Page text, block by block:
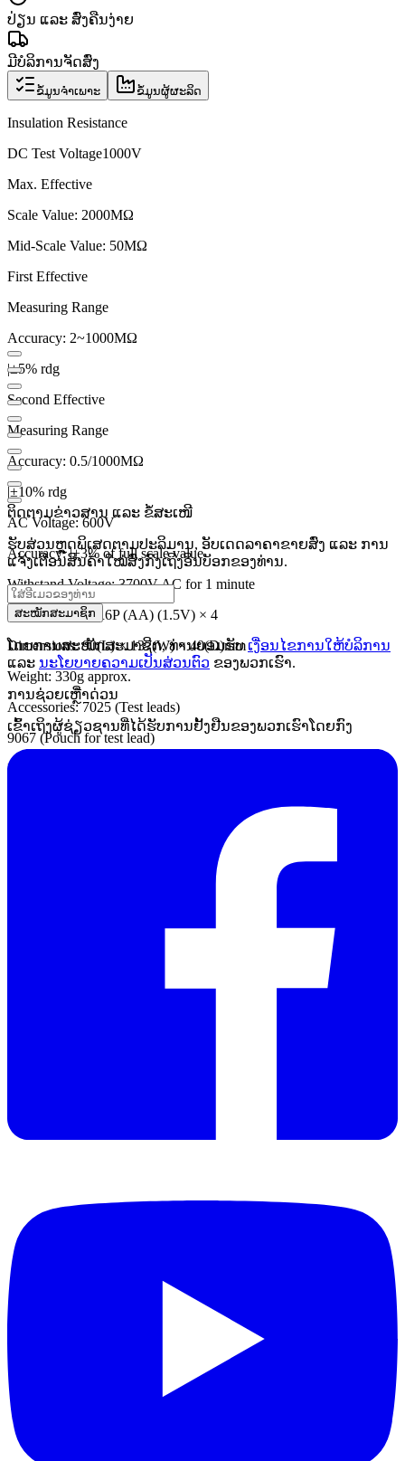
ປ່ຽນ ແລະ ສົ່ງຄືນງ່າຍ
ມີບໍລິການຈັດສົ່ງ
ຂໍ້ມູນຈຳເພາະ ຂໍ້ມູນຜູ້ຜະລິດ
Insulation Resistance
DC Test Voltage1000V
Max. Effective
Scale Value: 2000MΩ
Mid-Scale Value: 50MΩ
First Effective
Measuring Range
Accuracy: 2~1000MΩ
|±5% rdg
Second Effective
Measuring Range
Accuracy: 0.5/1000MΩ
|±10% rdg
AC Voltage: 600V
Accuracy: |±3% of full scale value
Withstand Voltage: 3700V AC for 1 minute
Power Source: R6P (AA) (1.5V) × 4
Dimensions: 90(L) × 137(W) × 40(D)mm
Weight: 330g approx.
Accessories: 7025 (Test leads)
9067 (Pouch for test lead)
Neck Strap
ຕິດຕາມຂ່າວສານ ແລະ ຂໍ້ສະເໜີ
ຮັບສ່ວນຫຼຸດພິເສດຕາມປະລິມານ, ອັບເດດລາຄາຂາຍສົ່ງ ແລະ ການ
ແຈ້ງເຕືອນສິນຄ້າໃໝ່ສົ່ງກົງເຖິງອິນບັອກຂອງທ່ານ.
ສະໝັກສະມາຊິກ
ໂດຍການສະໝັກສະມາຊິກ, ທ່ານຍອມຮັບເງື່ອນໄຂການໃຫ້ບໍລິການ
ແລະ ນະໂຍບາຍຄວາມເປັນສ່ວນຕົວ ຂອງພວກເຮົາ.
ການຊ່ວຍເຫຼືໍາດ່ວນ
ເຂົ້າເຖິງຜູ້ຊ່ຽວຊານທີ່ໄດ້ຮັບການຢັ້ງຢືນຂອງພວກເຮົາໂດຍກົງ